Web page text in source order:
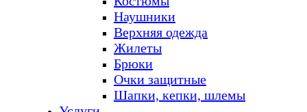
Наушники
Верхняя одежда
Жилеты
Брюки
Очки защитные
Шапки, кепки, шлемы